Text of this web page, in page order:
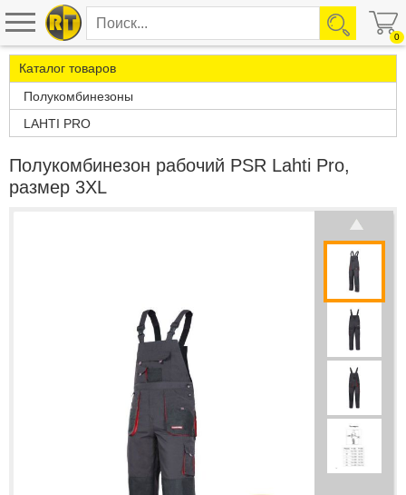
0
Каталог товаров
Полукомбинезоны
LAHTI PRO
Полукомбинезон рабочий PSR Lahti Pro,
размер 3XL